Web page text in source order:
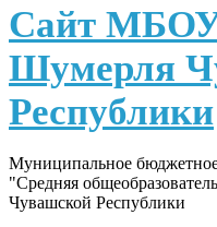
content
Сайт
Шумерля
Республики
Муниципальное
"Средняя
Чувашской Республики